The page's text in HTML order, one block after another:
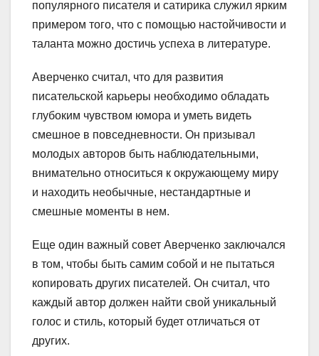
популярного писателя и сатирика служил ярким
примером того, что с помощью настойчивости и
таланта можно достичь успеха в литературе.
Аверченко считал, что для развития
писательской карьеры необходимо обладать
глубоким чувством юмора и уметь видеть
смешное в повседневности. Он призывал
молодых авторов быть наблюдательными,
внимательно относиться к окружающему миру
и находить необычные, нестандартные и
смешные моменты в нем.
Еще один важный совет Аверченко заключался
в том, чтобы быть самим собой и не пытаться
копировать других писателей. Он считал, что
каждый автор должен найти свой уникальный
голос и стиль, который будет отличаться от
других.